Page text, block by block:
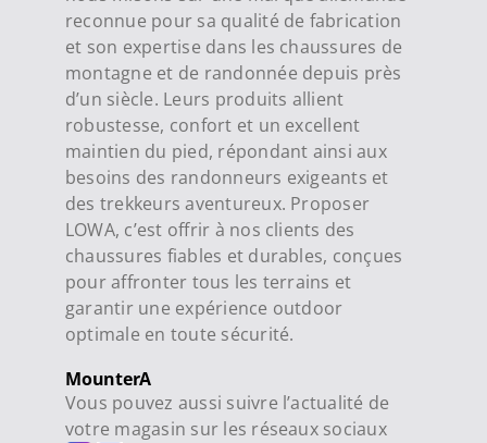
reconnue pour sa qualité de fabrication
et son expertise dans les chaussures de
montagne et de randonnée depuis près
d’un siècle. Leurs produits allient
robustesse, confort et un excellent
maintien du pied, répondant ainsi aux
besoins des randonneurs exigeants et
des trekkeurs aventureux. Proposer
LOWA, c’est offrir à nos clients des
chaussures fiables et durables, conçues
pour affronter tous les terrains et
garantir une expérience outdoor
optimale en toute sécurité.
MounterA
Vous pouvez aussi suivre l’actualité de
votre magasin sur les réseaux sociaux